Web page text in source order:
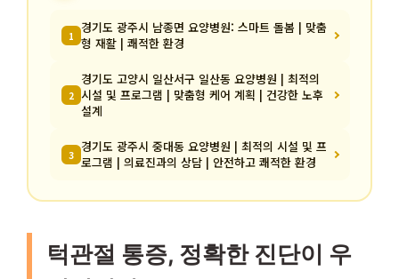
1 경기도 광주시 남종면 요양병원: 스마트 돌봄 | 맞춤
형 재활 | 쾌적한 환경
2
경기도 고양시 일산서구 일산동 요양병원 | 최적의
시설 및 프로그램 | 맞춤형 케어 계획 | 건강한 노후
설계
3 경기도 광주시 중대동 요양병원 | 최적의 시설 및 프
로그램 | 의료진과의 상담 | 안전하고 쾌적한 환경
턱관절 통증, 정확한 진단이 우